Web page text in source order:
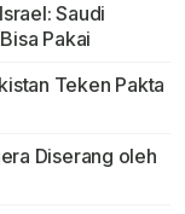
Saudi
Pakai
Teken Pakta
Diserang oleh